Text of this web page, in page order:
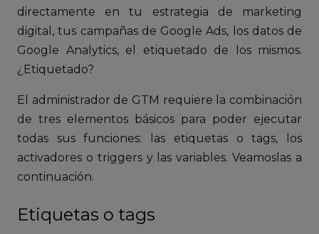
directamente en tu estrategia de marketing
digital, tus campañas de Google Ads, los datos de
Google Analytics, el etiquetado de los mismos.
¿Etiquetado?
El administrador de GTM requiere la combinación
de tres elementos básicos para poder ejecutar
todas sus funciones: las etiquetas o tags, los
activadores o triggers y las variables. Veamoslas a
continuación.
Etiquetas o tags